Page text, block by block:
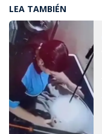
LEA TAMBIÉN